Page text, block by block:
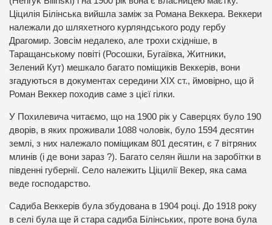
Ціцилія Білінська вийшла заміж за Романа Веккера. Веккери
належали до шляхетного курляндського роду гербу
Драгомир. Зовсім недалеко, але трохи східніше, в
Таращанському повіті (Росошки, Бугаївка, Житники,
Зелений Кут) мешкало багато поміщиків Веккерів, вони
згадуються в документах середини XIX ст., ймовірно, що й
Роман Веккер походив саме з цієї гілки.
У Похилевича читаємо, що на 1900 рік у Саверцях було 190
дворів, в яких проживали 1088 чоловік, було 1594 десятин
землі, з них належало поміщикам 801 десятин, є 7 вітряних
млинів (і де вони зараз ?). Багато селян йшли на заробітки в
південні губернії. Село належить Ціцилії Векер, яка сама
веде господарство.
Садиба Веккерів була збудована в 1904 році. До 1918 року
в селі була ще й стара садиба Білінських, проте вона була